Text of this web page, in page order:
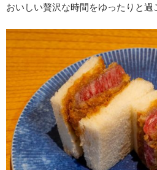
おいしい贅沢な時間をゆったりと過